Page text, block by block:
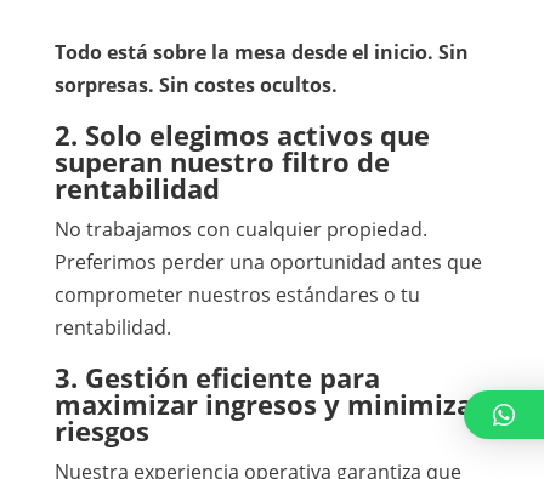
Todo está sobre la mesa desde el inicio. Sin
sorpresas. Sin costes ocultos.
2. Solo elegimos activos que
superan nuestro filtro de
rentabilidad
No trabajamos con cualquier propiedad.
Preferimos perder una oportunidad antes que
comprometer nuestros estándares o tu
rentabilidad.
3. Gestión eficiente para
maximizar ingresos y minimizar
riesgos
Nuestra experiencia operativa garantiza que